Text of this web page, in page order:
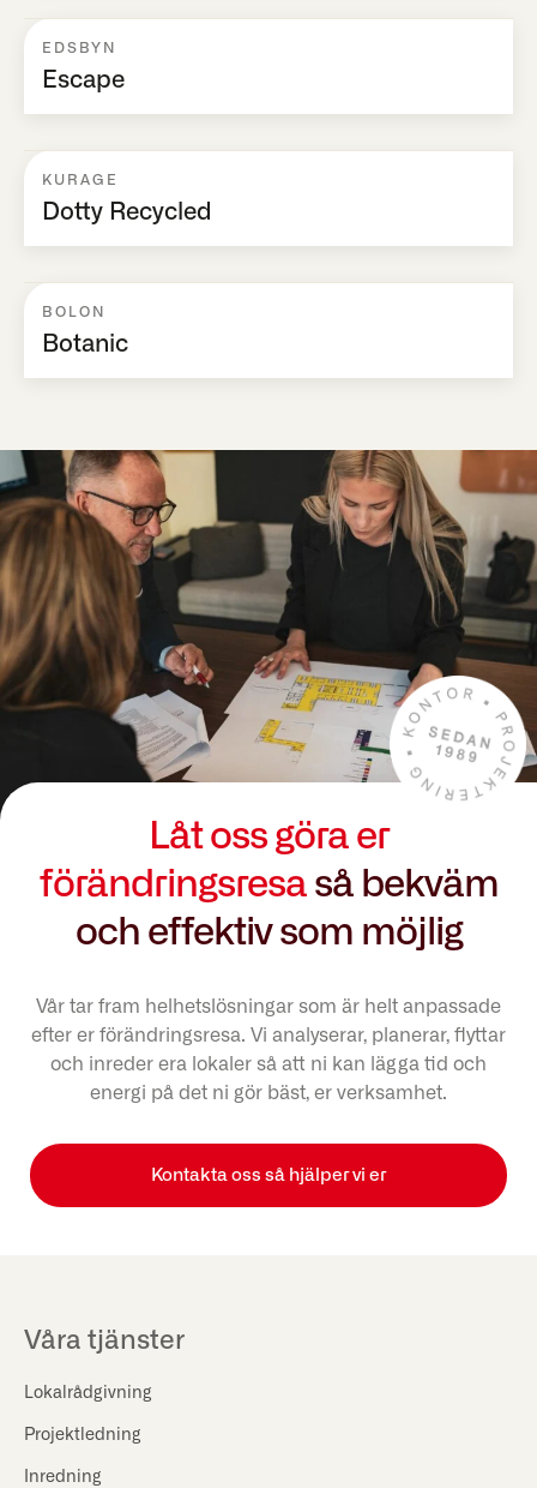
EDSBYN
Escape
KURAGE
Dotty Recycled
BOLON
Botanic
Låt oss göra er
förändringsresa så bekväm
och effektiv som möjlig
Vår tar fram helhetslösningar som är helt anpassade
efter er förändringsresa. Vi analyserar, planerar, flyttar
och inreder era lokaler så att ni kan lägga tid och
energi på det ni gör bäst, er verksamhet.
Kontakta oss så hjälper vi er
Våra tjänster
Lokalrådgivning
Projektledning
Inredning